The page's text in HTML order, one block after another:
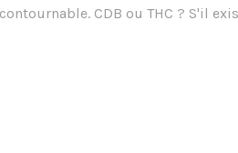
CDB ou THC ? S'il